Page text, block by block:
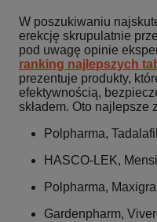
W poszukiwaniu
erekcję skrupulatnie
pod uwagę opinie
ranking najlepszych
prezentuje produkty,
efektywnością,
składem. Oto najlepsze
Polpharma,
HASCO-LEK,
Polpharma,
Gardenpharm,